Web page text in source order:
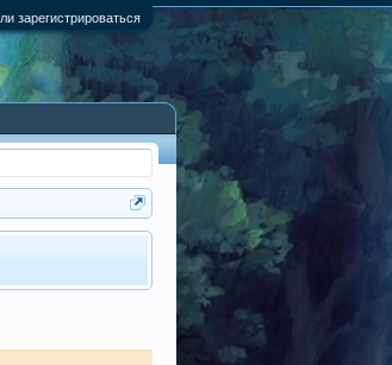
зарегистрироваться